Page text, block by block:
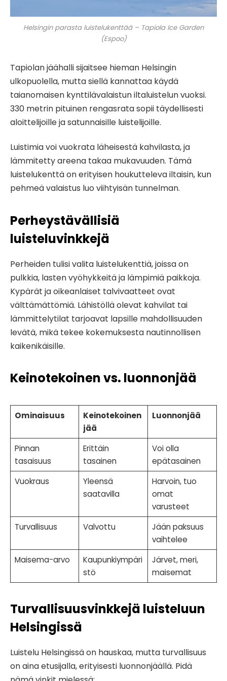
Helsingin parasta luistelukenttää – Tapiola Ice Garden
(Espoo)
Tapiolan jäähalli sijaitsee hieman Helsingin
ulkopuolella, mutta siellä kannattaa käydä
taianomaisen kynttilävalaistun iltaluistelun vuoksi.
330 metrin pituinen rengasrata sopii täydellisesti
aloittelijoille ja satunnaisille luistelijoille.
Luistimia voi vuokrata läheisestä kahvilasta, ja
lämmitetty areena takaa mukavuuden. Tämä
luistelukenttä on erityisen houkutteleva iltaisin, kun
pehmeä valaistus luo viihtyisän tunnelman.
Perheystävällisiä
luisteluvinkkejä
Perheiden tulisi valita luistelukenttiä, joissa on
pulkkia, lasten vyöhykkeitä ja lämpimiä paikkoja.
Kypärät ja oikeanlaiset talvivaatteet ovat
välttämättömiä. Lähistöllä olevat kahvilat tai
lämmittelytilat tarjoavat lapsille mahdollisuuden
levätä, mikä tekee kokemuksesta nautinnollisen
kaikenikäisille.
Keinotekoinen vs. luonnonjää
Ominaisuus
Keinotekoinen
jää
Luonnonjää
Pinnan
tasaisuus
Erittäin
tasainen
Voi olla
epätasainen
Vuokraus
Yleensä
saatavilla
Harvoin, tuo
omat
varusteet
Turvallisuus
Valvottu
Jään paksuus
vaihtelee
Maisema-arvo
Kaupunkiympäri
stö
Järvet, meri,
maisemat
Turvallisuusvinkkejä luisteluun
Helsingissä
Luistelu Helsingissä on hauskaa, mutta turvallisuus
on aina etusijalla, erityisesti luonnonjäällä. Pidä